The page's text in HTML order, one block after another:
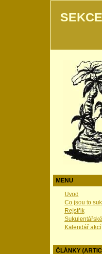
MENU
Úvod
Co jsou to
Rejstřík
Kalendář akcí
ČLÁNKY